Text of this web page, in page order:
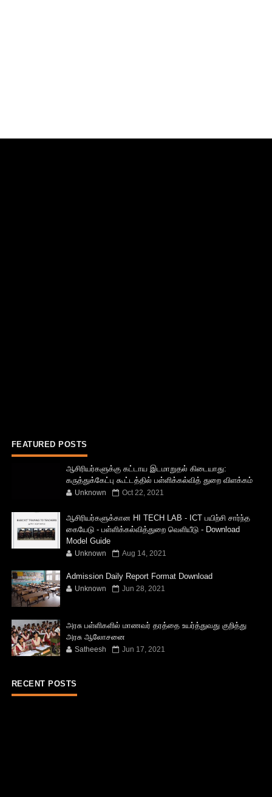
FEATURED POSTS
ஆசிரியர்களுக்கு கட்டாய இடமாறுதல் கிடையாது:
கருத்துக்கேட்பு கூட்டத்தில் பள்ளிக்கல்வித் துறை விளக்கம்
Unknown Oct 22, 2021
ஆசிரியர்களுக்கான HI TECH LAB - ICT பயிற்சி சார்ந்த
கையேடு - பள்ளிக்கல்வித்துறை வெளியீடு - Download
Model Guide
Unknown Aug 14, 2021
Admission Daily Report Format Download
Unknown Jun 28, 2021
அரசு பள்ளிகளில் மாணவர் தரத்தை உயர்த்துவது குறித்து
அரசு ஆலோசனை
Satheesh Jun 17, 2021
RECENT POSTS